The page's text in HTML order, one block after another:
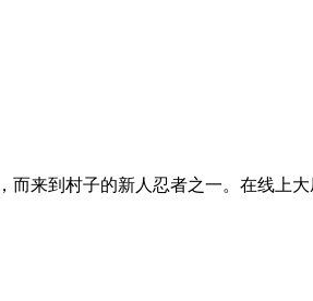
来到村子的新人忍者之一。在线上